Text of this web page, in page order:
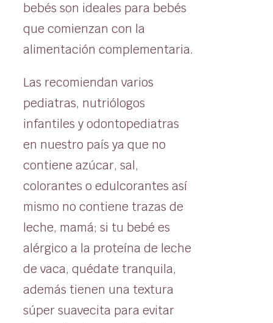
bebés son ideales para bebés
que comienzan con la
alimentación complementaria.
Las recomiendan varios
pediatras, nutriólogos
infantiles y odontopediatras
en nuestro país ya que no
contiene azúcar, sal,
colorantes o edulcorantes así
mismo no contiene trazas de
leche, mamá; si tu bebé es
alérgico a la proteína de leche
de vaca, quédate tranquila,
además tienen una textura
súper suavecita para evitar